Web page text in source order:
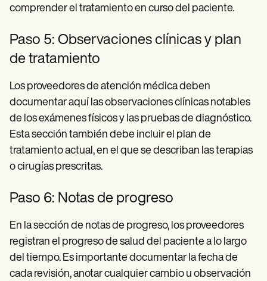
comprender el tratamiento en curso del paciente.
Paso 5: Observaciones clínicas y plan
de tratamiento
Los proveedores de atención médica deben
documentar aquí las observaciones clínicas notables
de los exámenes físicos y las pruebas de diagnóstico.
Esta sección también debe incluir el plan de
tratamiento actual, en el que se describan las terapias
o cirugías prescritas.
Paso 6: Notas de progreso
En la sección de notas de progreso, los proveedores
registran el progreso de salud del paciente a lo largo
del tiempo. Es importante documentar la fecha de
cada revisión, anotar cualquier cambio u observación